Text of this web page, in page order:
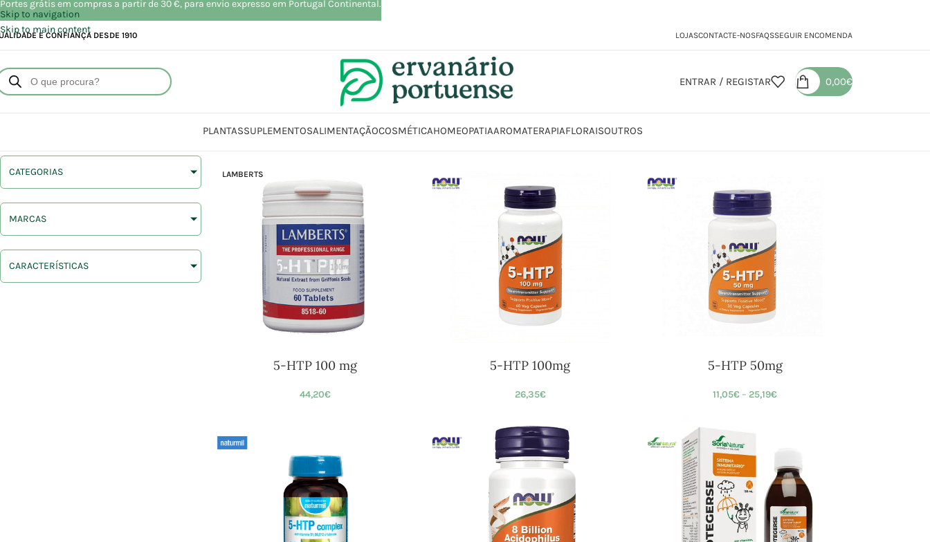
Skip to navigation
Skip to main content
E CONFIANÇA DESDE 1910 LOJASCONTACTE-NOSFAQSSEGUIR ENCOMENDA
ENTRAR / REGISTAR 0,00€
PLANTASSUPLEMENTOSALIMENTAÇÃOCOSMÉTICAHOMEOPATIAAROMATERAPIAFLORAISOUTROS
CATEGORIAS
MARCAS
CARACTERÍSTICAS
LAMBERTS
5-HTP 100 mg
44,20€
5-HTP 100mg
26,35€
5-HTP 50mg
11,05€ – 25,19€
Portes grátis em compras a partir de 30 €, para envio expresso em Portugal Continental.